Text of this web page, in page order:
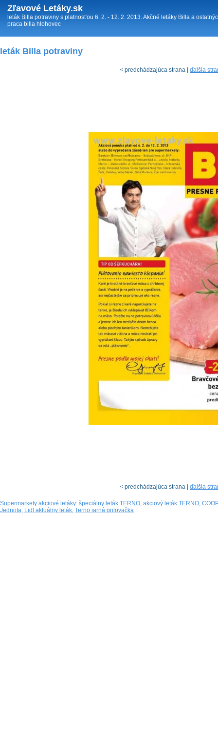
Zľavové Letáky.sk
leták Billa potraviny s platnosťou 6. 2. - 12. 2. 2013. Akčné letáky Billa a
praca billa hlohovec
leták Billa potraviny
< predchádzajúca strana | ďalšia
< predchádzajúca strana | ďalšia
Supermarkety akciové letáky: špeciálny leták TERNO, akciový leták TERNO,
Jednota, Lidl aktuálny leták, Terno jarná grilovačka